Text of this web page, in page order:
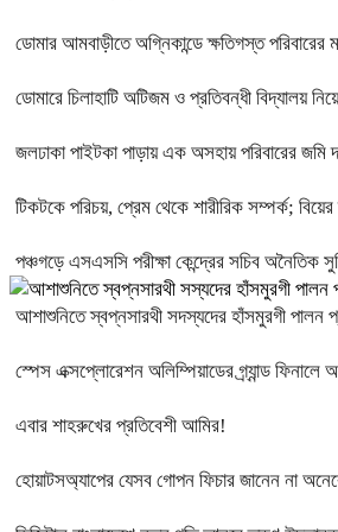
ডোমার আমবাড়ীতে অগ্নিকান্ডে ক্ষতিগস্ত পরিবারের
ডোমারে চিলাহাটি অটিজম ও প্রতিবন্ধী বিদ্যালয়
জলঢাকা পাইটকা পাড়ায় এক অসহায় পরিবারের জমি
টিকটকে পরিচয়, প্রেম থেকে শারীরিক সম্পর্ক;
পঞ্চগড়ে এসএসসি পরীক্ষা কেন্দ্রের সচিব অনৈতিক
আশাশুনিতে স্বপ্নসারথী সদস্যদের হাঁসমুরগী পালন
স্পেস এক্সপ্লোরেশন অলিম্পিয়াডের গ্র্যান্ড ফিনালে
এবার শাহরুখের প্রতিবেশী আমির!
হোয়াটসঅ্যাপের যেসব গোপন ফিচার জানেন না